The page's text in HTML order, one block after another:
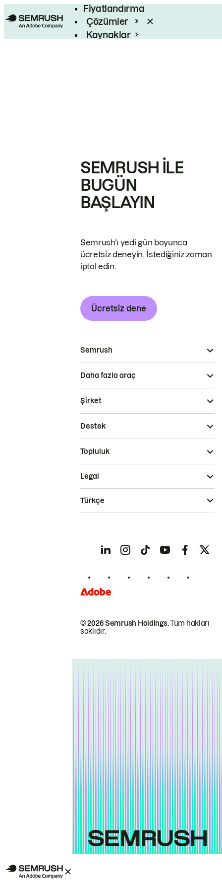
Fiyatlandırma
Çözümler
Kaynaklar
SEMRUSH ILE
BUGÜN
BAŞLAYIN
Semrush'ı yedi gün boyunca
ücretsiz deneyin. İstediğiniz zaman
iptal edin.
Ücretsiz dene
Semrush
Daha fazla araç
Şirket
Destek
Topluluk
© 2026 Semrush Holdings.Tüm hakları
saklıdır.
Legal
Türkçe